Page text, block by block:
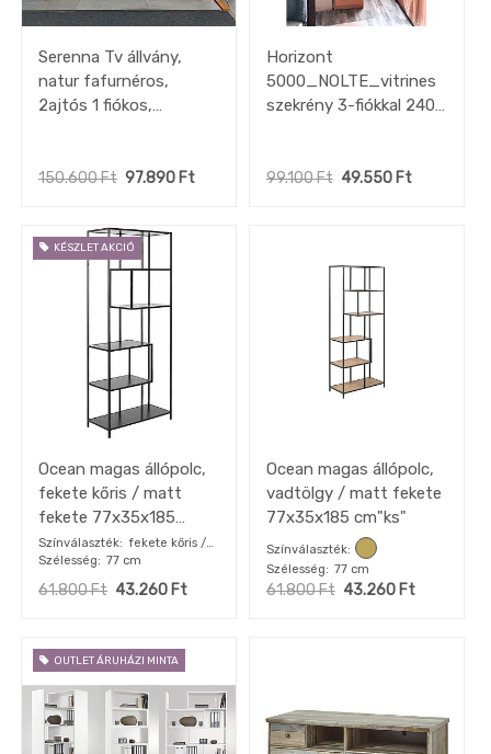
Serenna Tv állvány,
natur fafurnéros,
2ajtós 1 fiókos,
150.600Ft 97.890 Ft
Horizont
5000_NOLTE_vitrines
szekrény 3-fiókkal 240
99.100Ft 49.550Ft
KÉSZLET AKCIÓ
Ocean magas állópolc,
fekete kőris / matt
fekete 77x35x185
cm"ksz"
Színválaszték
fekete kőris /
fekete
Szélesség 77 cm
61.800Ft 43.260 Ft
Ocean magas állópolc,
vadtölgy / matt fekete
77x35x185 cm"ks"
Színválaszték
Szélesség
77 cm
61.800Ft 43.260Ft
OUTLET ÁRUHÁZI MINTA